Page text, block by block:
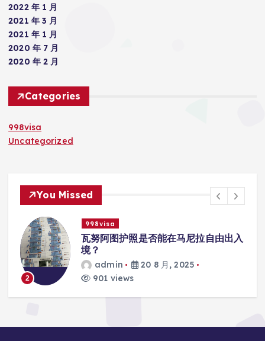
2022 年 1 月
2021 年 3 月
2021 年 1 月
2020 年 7 月
2020 年 2 月
Categories
998visa
Uncategorized
You Missed
3
998visa
瓦努阿图护照是否能在马尼拉使用国际
学校的注册？
admin
20 8 月, 2025
816 views